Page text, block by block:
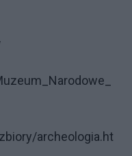
archeologia.ht